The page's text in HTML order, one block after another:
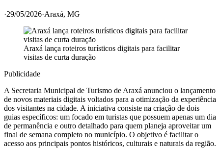
·29/05/2026·Araxá, MG
Araxá lança roteiros turísticos digitais para facilitar
visitas de curta duração
Publicidade
A Secretaria Municipal de Turismo de Araxá anunciou o lançamento
de novos materiais digitais voltados para a otimização da experiência
dos visitantes na cidade. A iniciativa consiste na criação de dois
guias específicos: um focado em turistas que possuem apenas um dia
de permanência e outro detalhado para quem planeja aproveitar um
final de semana completo no município. O objetivo é facilitar o
acesso aos principais pontos históricos, culturais e naturais da região.